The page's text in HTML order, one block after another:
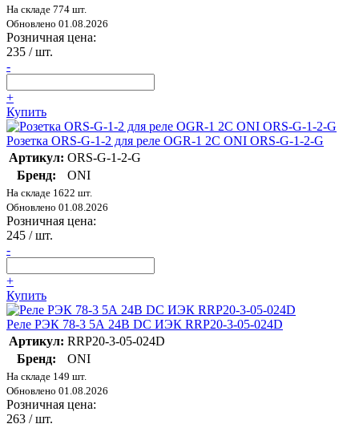
На складе 774 шт.
Обновлено 01.08.2026
Розничная цена:
235 / шт.
-
+
Купить
Розетка ORS-G-1-2 для реле OGR-1 2C ONI ORS-G-1-2-G
Артикул: ORS-G-1-2-G
Бренд:
ONI
На складе 1622 шт.
Обновлено 01.08.2026
Розничная цена:
245 / шт.
-
+
Купить
Реле РЭК 78-3 5А 24В DC ИЭК RRP20-3-05-024D
Артикул: RRP20-3-05-024D
Бренд:
ONI
На складе 149 шт.
Обновлено 01.08.2026
Розничная цена:
263 / шт.